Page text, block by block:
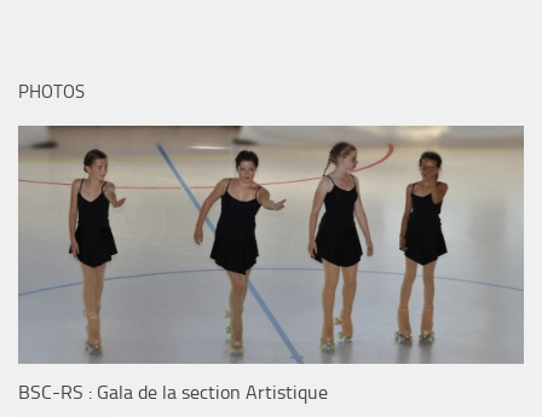
PHOTOS
BSC-RS : Gala de la section Artistique